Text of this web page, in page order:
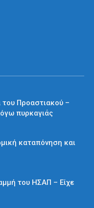
του Προαστιακού –
πυρκαγιάς
καταπόνηση και
του ΗΣΑΠ – Είχε